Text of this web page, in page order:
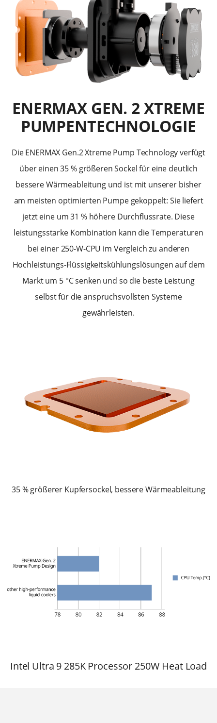
ENERMAX GEN. 2 XTREME
PUMPENTECHNOLOGIE
Die ENERMAX Gen.2 Xtreme Pump Technology verfügt
über einen 35 % größeren Sockel für eine deutlich
bessere Wärmeableitung und ist mit unserer bisher
am meisten optimierten Pumpe gekoppelt: Sie liefert
jetzt eine um 31 % höhere Durchflussrate. Diese
leistungsstarke Kombination kann die Temperaturen
bei einer 250-W-CPU im Vergleich zu anderen
Hochleistungs-Flüssigkeitskühlungslösungen auf dem
Markt um 5 °C senken und so die beste Leistung
selbst für die anspruchsvollsten Systeme
gewährleisten.
35 % größerer Kupfersockel, bessere Wärmeableitung
Intel Ultra 9 285K Processor 250W Heat Load